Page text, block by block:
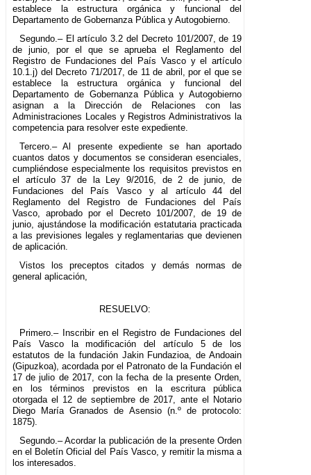
establece la estructura orgánica y funcional del
Departamento de Gobernanza Pública y Autogobierno.
Segundo.– El artículo 3.2 del Decreto 101/2007, de 19
de junio, por el que se aprueba el Reglamento del
Registro de Fundaciones del País Vasco y el artículo
10.1.j) del Decreto 71/2017, de 11 de abril, por el que se
establece la estructura orgánica y funcional del
Departamento de Gobernanza Pública y Autogobierno
asignan a la Dirección de Relaciones con las
Administraciones Locales y Registros Administrativos la
competencia para resolver este expediente.
Tercero.– Al presente expediente se han aportado
cuantos datos y documentos se consideran esenciales,
cumpliéndose especialmente los requisitos previstos en
el artículo 37 de la Ley 9/2016, de 2 de junio, de
Fundaciones del País Vasco y al artículo 44 del
Reglamento del Registro de Fundaciones del País
Vasco, aprobado por el Decreto 101/2007, de 19 de
junio, ajustándose la modificación estatutaria practicada
a las previsiones legales y reglamentarias que devienen
de aplicación.
Vistos los preceptos citados y demás normas de
general aplicación,
RESUELVO:
Primero.– Inscribir en el Registro de Fundaciones del
País Vasco la modificación del artículo 5 de los
estatutos de la fundación Jakin Fundazioa, de Andoain
(Gipuzkoa), acordada por el Patronato de la Fundación el
17 de julio de 2017, con la fecha de la presente Orden,
en los términos previstos en la escritura pública
otorgada el 12 de septiembre de 2017, ante el Notario
Diego María Granados de Asensio (n.º de protocolo:
1875).
Segundo.– Acordar la publicación de la presente Orden
en el Boletín Oficial del País Vasco, y remitir la misma a
los interesados.